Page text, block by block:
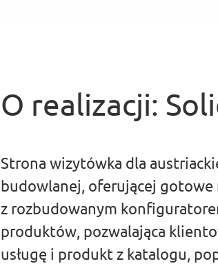
O realizacji:
Strona wizytówka dla
budowlanej, oferującej gotowe
z rozbudowanym
produktów, pozwalająca
usługę i produkt z katalogu,